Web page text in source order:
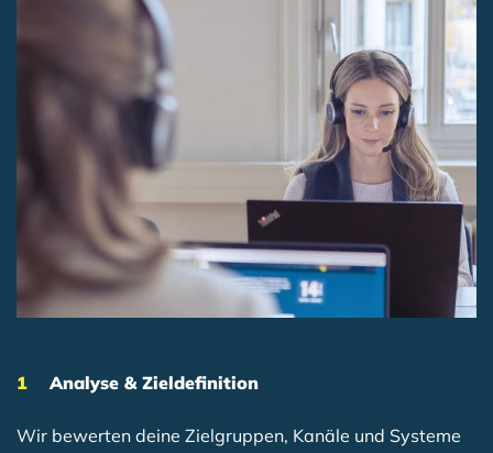
Analyse & Zieldefinition
Wir bewerten deine Zielgruppen, Kanäle und Systeme